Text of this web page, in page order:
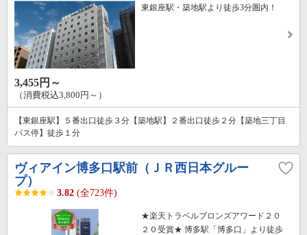
東銀座駅・築地駅より徒歩3分圏内！
3,455円～
（消費税込3,800円～）
【東銀座駅】５番出口徒歩３分【築地駅】２番出口徒歩２分【築地三丁目
バス停】徒歩１分
ヴィアイン博多口駅前（ＪＲ西日本グルー
プ）
3.82 (全723件)
★楽天トラベルブロンズアワード２０
２０受賞★ 博多駅「博多口」より徒歩